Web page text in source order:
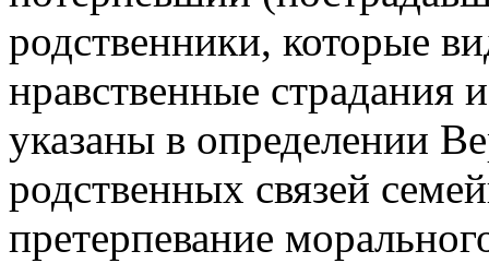
родственники, которые
нравственные страдания
указаны в определении
родственных связей
претерпевание